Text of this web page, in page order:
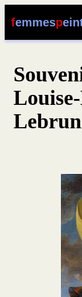
femmesp
Lebrun